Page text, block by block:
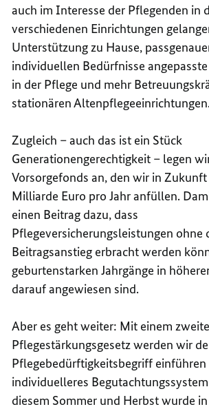
auch im Interesse der Pflegenden in
verschiedenen Einrichtungen
Unterstützung zu Hause,
individuellen Bedürfnisse
in der Pflege und mehr
stationären Altenpflegeeinrichtungen.
Zugleich – auch das ist ein Stück
Generationengerechtigkeit – legen
Vorsorgefonds an, den wir in
Milliarde Euro pro Jahr anfüllen.
einen Beitrag dazu, dass
Pflegeversicherungsleistungen ohne
Beitragsanstieg erbracht werden
geburtenstarken Jahrgänge in
darauf angewiesen sind.
Aber es geht weiter: Mit einem
Pflegestärkungsgesetz werden wir
Pflegebedürftigkeitsbegriff einführen
individuelleres
diesem Sommer und Herbst wurde